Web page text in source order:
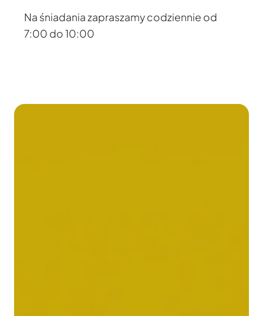
Na śniadania zapraszamy codziennie od
7:00 do 10:00